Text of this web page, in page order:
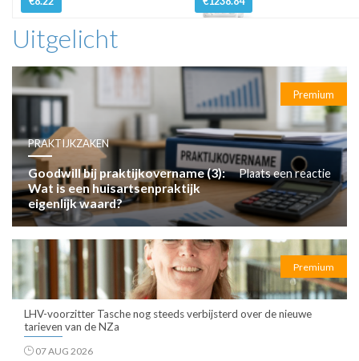
Uitgelicht
Premium
PRAKTIJKZAKEN
Goodwill bij praktijkovername (3):
Wat is een huisartsenpraktijk
eigenlijk waard?
Plaats een reactie
Premium
LHV-voorzitter Tasche nog steeds verbijsterd over de nieuwe
tarieven van de NZa
07 AUG 2026